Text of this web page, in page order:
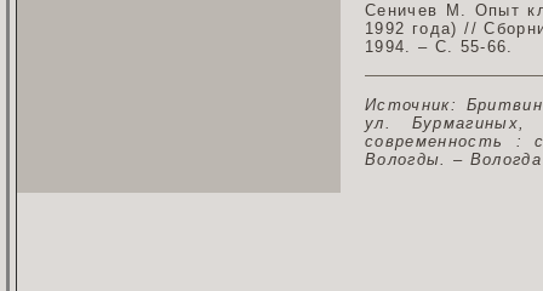
Сеничев М. Опыт
1992 года) //
1994. – С. 55-66.
Источник:
ул.
современность :
Вологды. –